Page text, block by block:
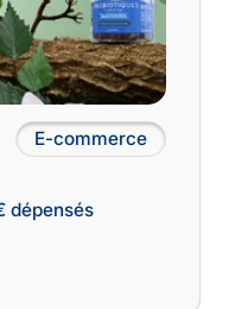
E-commerce
dépensés